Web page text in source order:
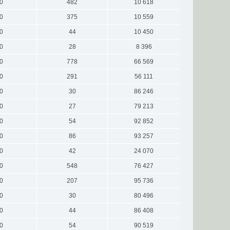
0 482 10 618
0 375 10 559
0 44 10 450
0 28 8 396
0 778 66 569
0 291 56 111
0 30 86 246
0 27 79 213
0 54 92 852
0 86 93 257
0 42 24 070
0 548 76 427
0 207 95 736
0 30 80 496
0 44 86 408
0 54 90 519